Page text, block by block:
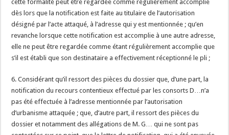
cette formalité peut être regardée comme régulièrement accomplie
dès lors que la notification est faite au titulaire de l’autorisation
désigné par l’acte attaqué, à l’adresse qui y est mentionnée ; qu’en
revanche lorsque cette notification est accomplie à une autre adresse,
elle ne peut être regardée comme étant régulièrement accomplie que
s’il est établi que son destinataire a effectivement réceptionné le pli ;
6. Considérant qu’il ressort des pièces du dossier que, d’une part, la
notification du recours contentieux effectué par les consorts D…n’a
pas été effectuée à l’adresse mentionnée par l’autorisation
d’urbanisme attaquée ; que, d’autre part, il ressort des pièces du
dossier et notamment des allégations de M. G… qui ne sont pas